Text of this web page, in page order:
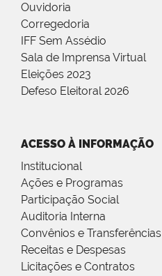
Ouvidoria
Corregedoria
IFF Sem Assédio
Sala de Imprensa Virtual
Eleições 2023
Defeso Eleitoral 2026
ACESSO À INFORMAÇÃO
Institucional
Ações e Programas
Participação Social
Auditoria Interna
Convênios e Transferências
Receitas e Despesas
Licitações e Contratos